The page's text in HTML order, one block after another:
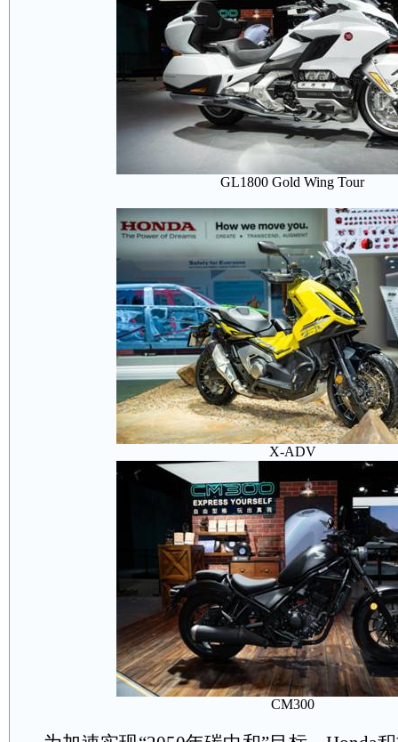
GL1800 Gold Wing Tour
X-ADV
CM300